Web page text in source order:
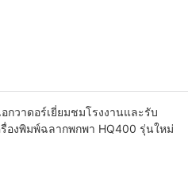
อกวาดอร์เยี่ยมชมโรงงานและรับ
รื่องพิมพ์ฉลากพกพา HQ400 รุ่นใหม่